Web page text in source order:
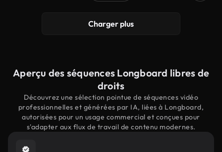
Charger plus
Aperçu des séquences Longboard libres de
droits
Découvrez une sélection pointue de séquences vidéo
professionnelles et générées par IA, liées à Longboard,
autorisées pour un usage commercial et conçues pour
s'adapter aux flux de travail de contenu modernes.